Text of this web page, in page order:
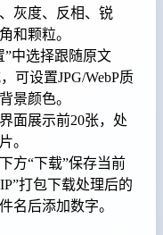
灰度、反相、锐
和颗粒。
”中选择跟随原文
可设置JPG/WebP质
景颜色。
面展示前20张，处
。
方“下载”保存当前
打包下载处理后的
名后添加数字。